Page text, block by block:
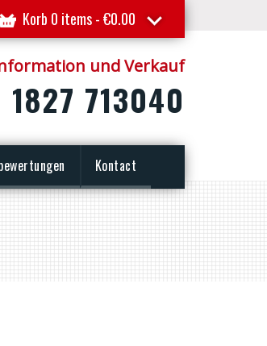
Korb 0 items -€0.00
und Verkauf
1827 713040
Kontact